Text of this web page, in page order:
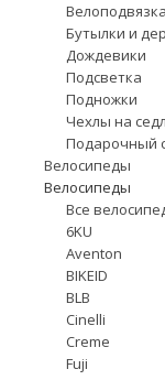
Велоподвязка
Бутылки и
Дождевики
Подсветка
Подножки
Чехлы на
Подарочный
Велосипеды
Велосипеды
Все
6KU
Aventon
BIKEID
BLB
Cinelli
Creme
Fuji